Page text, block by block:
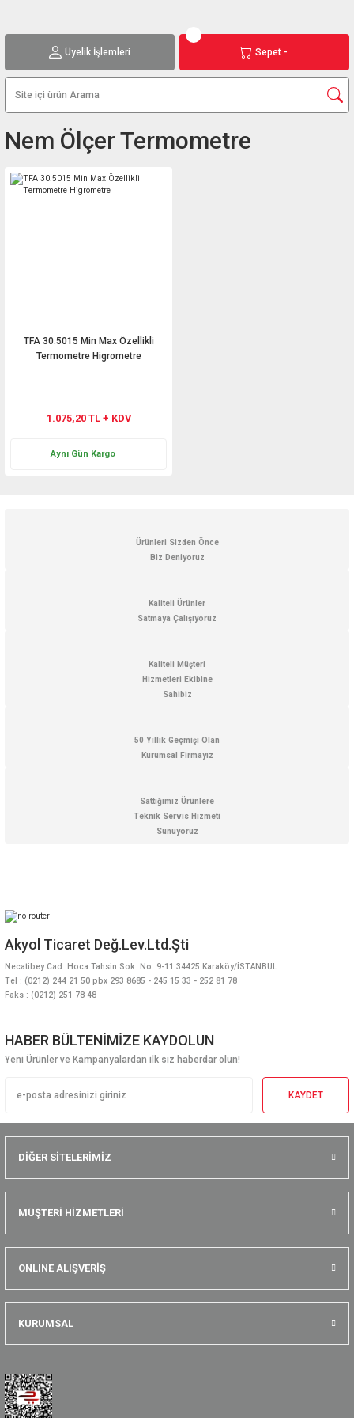
Üyelik İşlemleri Sepet -
Nem Ölçer Termometre
TFA 30.5015 Min Max Özellikli
Termometre Higrometre
1.075,20 TL + KDV
Aynı Gün Kargo
Ürünleri Sizden Önce
Biz Deniyoruz
Kaliteli Ürünler
Satmaya Çalışıyoruz
Kaliteli Müşteri
Hizmetleri Ekibine
Sahibiz
50 Yıllık Geçmişi Olan
Kurumsal Firmayız
Sattığımız Ürünlere
Teknik Servis Hizmeti
Sunuyoruz
Akyol Ticaret Değ.Lev.Ltd.Şti
Necatibey Cad. Hoca Tahsin Sok. No: 9-11 34425 Karaköy/İSTANBUL
Tel : (0212) 244 21 50 pbx 293 8685 - 245 15 33 - 252 81 78
Faks : (0212) 251 78 48
HABER BÜLTENİMİZE KAYDOLUN
Yeni Ürünler ve Kampanyalardan ilk siz haberdar olun!
KAYDET
DİĞER SİTELERİMİZ
MÜŞTERİ HİZMETLERİ
ONLINE ALIŞVERİŞ
KURUMSAL